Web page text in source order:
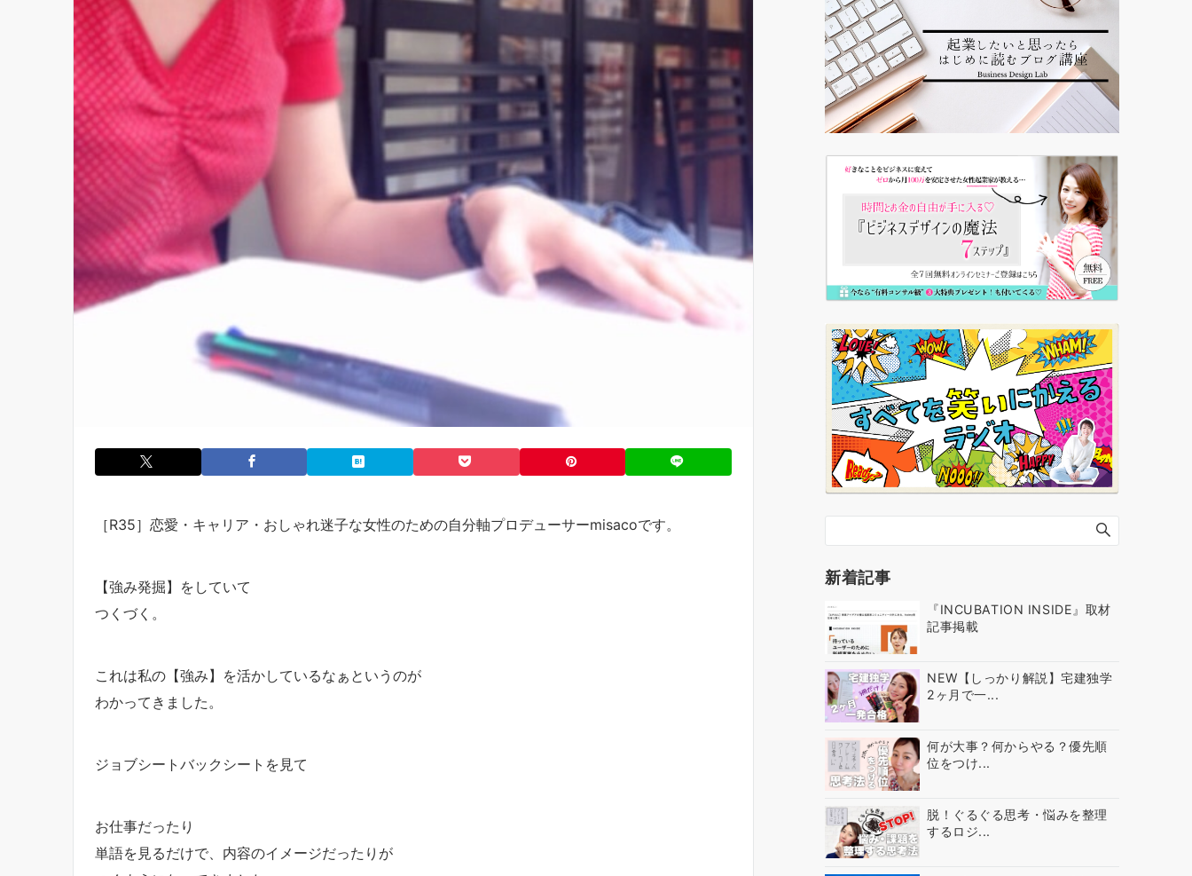
［R35］恋愛・キャリア・おしゃれ迷子な女性のための自分軸プロデューサーmisacoです。
【強み発掘】をしていて
つくづく。
これは私の【強み】を活かしているなぁというのが
わかってきました。
ジョブシートバックシートを見て
お仕事だったり
単語を見るだけで、内容のイメージだったりが
新着記事
『INCUBATION INSIDE』取材
記事掲載
NEW【しっかり解説】宅建独学
2ヶ月で一...
何が大事？何からやる？優先順
位をつけ...
脱！ぐるぐる思考・悩みを整理
するロジ...